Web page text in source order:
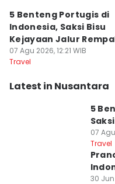
5 Benteng Portugis di
Indonesia, Saksi Bisu
Kejayaan Jalur
07 Agu 2026, 12:21 WIB
Travel
Latest in Nusantara
5
07
Travel
30 Jun